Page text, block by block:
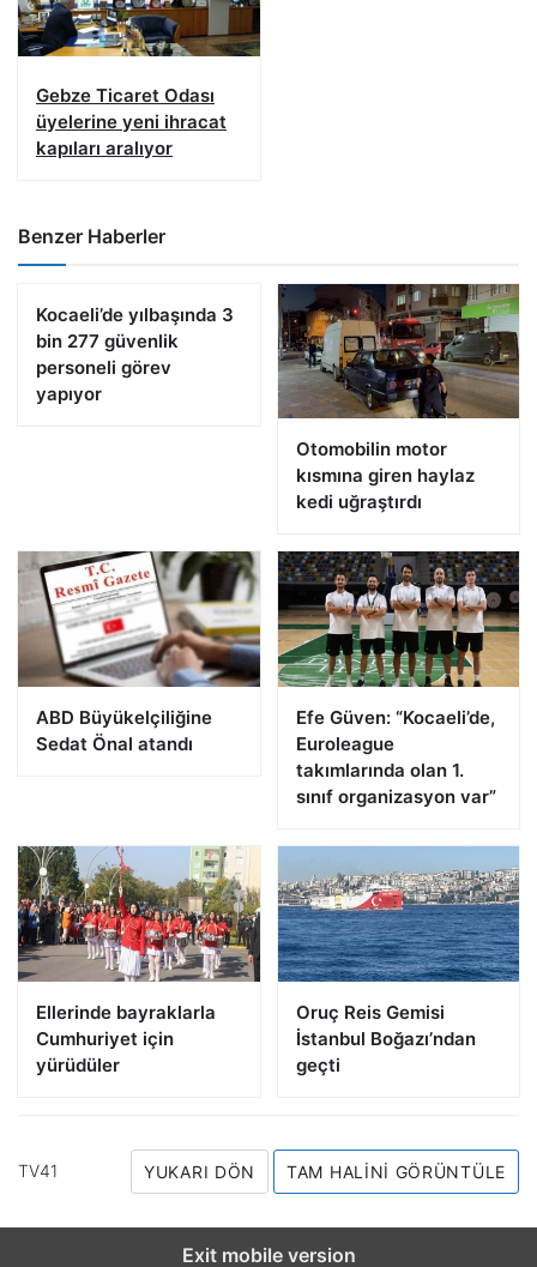
Gebze Ticaret Odası
üyelerine yeni ihracat
kapıları aralıyor
Benzer Haberler
Kocaeli’de yılbaşında 3
bin 277 güvenlik
personeli görev
yapıyor
Otomobilin motor
kısmına giren haylaz
kedi uğraştırdı
ABD Büyükelçiliğine
Sedat Önal atandı
Efe Güven: “Kocaeli’de,
Euroleague
takımlarında olan 1.
sınıf organizasyon var”
Ellerinde bayraklarla
Cumhuriyet için
yürüdüler
Oruç Reis Gemisi
İstanbul Boğazı’ndan
geçti
TV41 YUKARI DÖN TAM HALINI GÖRÜNTÜLE
Exit mobile version